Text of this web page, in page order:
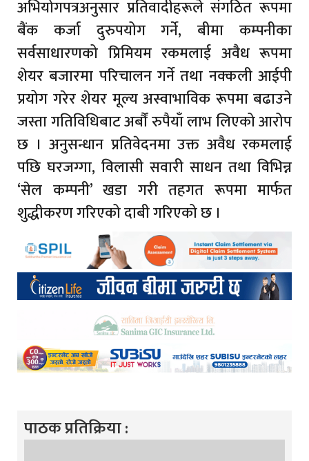
अभियोगपत्रअनुसार प्रतिवादीहरूले संगठित रूपमा
बैंक कर्जा दुरुपयोग गर्ने, बीमा कम्पनीका
सर्वसाधारणको प्रिमियम रकमलाई अवैध रूपमा
शेयर बजारमा परिचालन गर्ने तथा नक्कली आईपी
प्रयोग गरेर शेयर मूल्य अस्वाभाविक रूपमा बढाउने
जस्ता गतिविधिबाट अर्बौं रुपैयाँ लाभ लिएको आरोप
छ । अनुसन्धान प्रतिवेदनमा उक्त अवैध रकमलाई
पछि घरजग्गा, विलासी सवारी साधन तथा विभिन्न
‘सेल कम्पनी’ खडा गरी तहगत रूपमा मार्फत
शुद्धीकरण गरिएको दाबी गरिएको छ ।
पाठक प्रतिक्रिया :